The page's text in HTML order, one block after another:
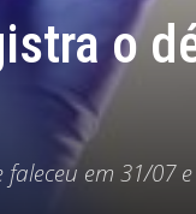
o
em 31/07